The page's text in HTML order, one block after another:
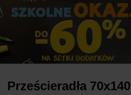
Prześcieradła 70x140